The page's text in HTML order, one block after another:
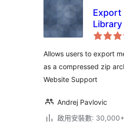
Export
Library
Allows users to export
as a compressed zip
Website Support
Andrej Pavlovic
啟用安裝數: 30,000+